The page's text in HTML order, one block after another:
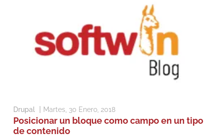
Drupal Martes, 30 Enero, 2018
Posicionar un bloque como campo en un tipo
de contenido